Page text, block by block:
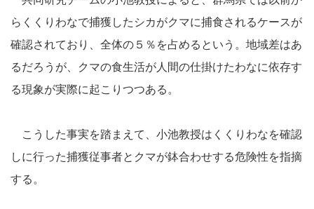
らくくりわなで捕獲したシカがクマに捕食されるケースが
確認されており、全体の５％を占めるという。地域差はあ
るだろうが、クマの食生活が人間の仕掛けたわなに依存す
る現象が実際に起こりつつある。
こうした事実を踏まえて、小池教授はくくりわなを確認
しに行った捕獲従事者とクマが鉢合わせする危険性を指摘
する。